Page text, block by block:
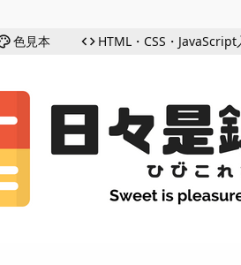
色見本 codeHTML・CSS・JavaScript